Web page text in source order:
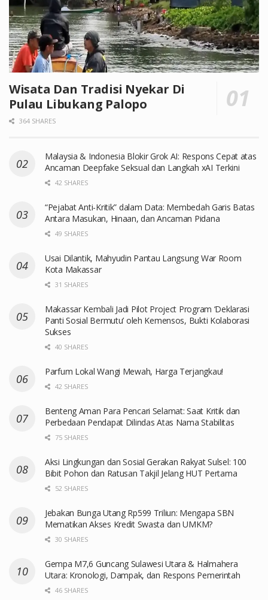
Wisata Dan Tradisi Nyekar Di
Pulau Libukang Palopo
364 SHARES
Malaysia & Indonesia Blokir Grok AI: Respons Cepat atas
Ancaman Deepfake Seksual dan Langkah xAI Terkini
42 SHARES
“Pejabat Anti-Kritik” dalam Data: Membedah Garis Batas
Antara Masukan, Hinaan, dan Ancaman Pidana
49 SHARES
Usai Dilantik, Mahyudin Pantau Langsung War Room
Kota Makassar
31 SHARES
Makassar Kembali Jadi Pilot Project Program ‘Deklarasi
Panti Sosial Bermutu’ oleh Kemensos, Bukti Kolaborasi
Sukses
40 SHARES
Parfum Lokal Wangi Mewah, Harga Terjangkau!
42 SHARES
Benteng Aman Para Pencari Selamat: Saat Kritik dan
Perbedaan Pendapat Dilindas Atas Nama Stabilitas
75 SHARES
Aksi Lingkungan dan Sosial Gerakan Rakyat Sulsel: 100
Bibit Pohon dan Ratusan Takjil Jelang HUT Pertama
52 SHARES
Jebakan Bunga Utang Rp599 Triliun: Mengapa SBN
Mematikan Akses Kredit Swasta dan UMKM?
30 SHARES
Gempa M7,6 Guncang Sulawesi Utara & Halmahera
Utara: Kronologi, Dampak, dan Respons Pemerintah
46 SHARES